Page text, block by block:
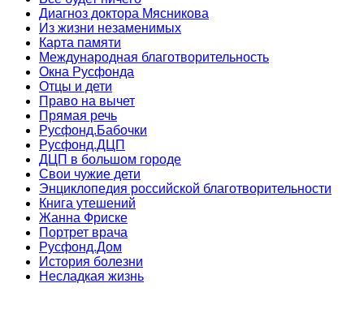
Диагноз доктора Мясникова
Из жизни незаменимых
Карта памяти
Международная благотворительность
Окна Русфонда
Отцы и дети
Право на вычет
Прямая речь
Русфонд.Бабочки
Русфонд.ДЦП
ДЦП в большом городе
Свои чужие дети
Энциклопедия российской благотворительности
Книга утешений
Жанна Фриске
Портрет врача
Русфонд.Дом
История болезни
Несладкая жизнь